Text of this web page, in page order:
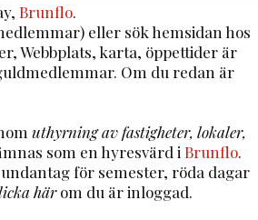
,Brunflo.
eller sök hemsidan hos
Webbplats, karta, öppettider är
Om du redan är
uthyrning av fastigheter, lokaler,
som en hyresvärd iBrunflo.
för semester, röda dagar
härom du är inloggad.